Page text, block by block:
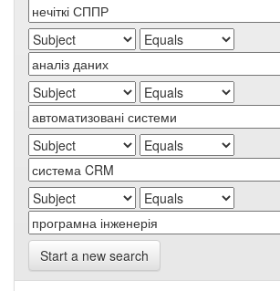
Start a new search